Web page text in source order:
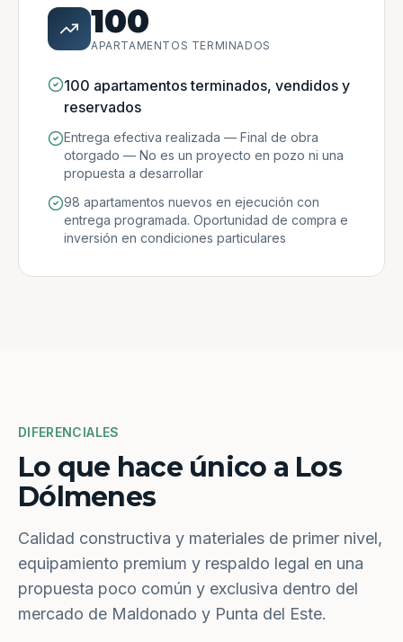
100
APARTAMENTOS TERMINADOS
100 apartamentos terminados, vendidos y
reservados
Entrega efectiva realizada — Final de obra
otorgado — No es un proyecto en pozo ni una
propuesta a desarrollar
98 apartamentos nuevos en ejecución con
entrega programada. Oportunidad de compra e
inversión en condiciones particulares
DIFERENCIALES
Lo que hace único a Los
Dólmenes
Calidad constructiva y materiales de primer nivel,
equipamiento premium y respaldo legal en una
propuesta poco común y exclusiva dentro del
mercado de Maldonado y Punta del Este.